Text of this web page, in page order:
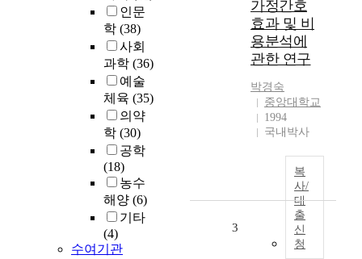
인문
학 (38)
사회
과학 (36)
예술
체육 (35)
의약
학 (30)
공학
(18)
농수
해양 (6)
기타
(4)
수여기관
가정간호
효과 및 비
용분석에
관한 연구
박경숙
중앙대학교
1994
국내박사
복
사/
대
출
신
청
3